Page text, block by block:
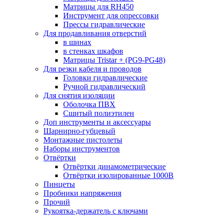
Матрицы для RH450
Инструмент для опрессовки
Прессы гидравлические
Для продавливания отверстий
в шинах
в стенках шкафов
Матрицы Tristar + (PG9-PG48)
Для резки кабеля и проводов
Головки гидравлические
Ручной гидравлический
Для снятия изоляции
Оболочка ПВХ
Сшитый полиэтилен
Доп инструменты и аксессуары
Шарнирно-губцевый
Монтажные пистолеты
Наборы инструментов
Отвёртки
Отвёртки динамометрические
Отвёртки изолированные 1000В
Пинцеты
Пробники напряжения
Прочий
Рукоятка-держатель с ключами